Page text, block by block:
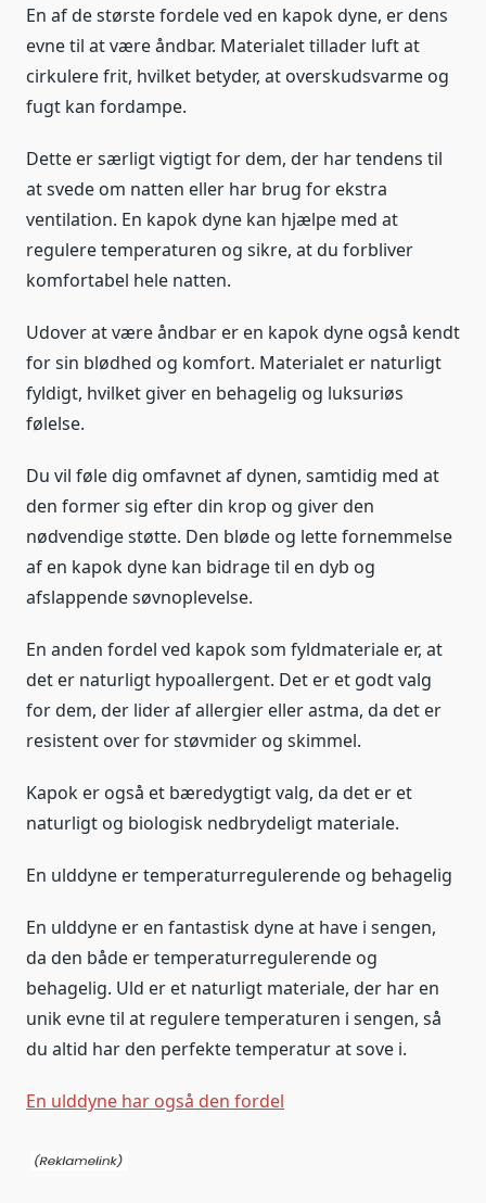
En af de største fordele ved en kapok dyne, er dens
evne til at være åndbar. Materialet tillader luft at
cirkulere frit, hvilket betyder, at overskudsvarme og
fugt kan fordampe.
Dette er særligt vigtigt for dem, der har tendens til
at svede om natten eller har brug for ekstra
ventilation. En kapok dyne kan hjælpe med at
regulere temperaturen og sikre, at du forbliver
komfortabel hele natten.
Udover at være åndbar er en kapok dyne også kendt
for sin blødhed og komfort. Materialet er naturligt
fyldigt, hvilket giver en behagelig og luksuriøs
følelse.
Du vil føle dig omfavnet af dynen, samtidig med at
den former sig efter din krop og giver den
nødvendige støtte. Den bløde og lette fornemmelse
af en kapok dyne kan bidrage til en dyb og
afslappende søvnoplevelse.
En anden fordel ved kapok som fyldmateriale er, at
det er naturligt hypoallergent. Det er et godt valg
for dem, der lider af allergier eller astma, da det er
resistent over for støvmider og skimmel.
Kapok er også et bæredygtigt valg, da det er et
naturligt og biologisk nedbrydeligt materiale.
En ulddyne er temperaturregulerende og behagelig
En ulddyne er en fantastisk dyne at have i sengen,
da den både er temperaturregulerende og
behagelig. Uld er et naturligt materiale, der har en
unik evne til at regulere temperaturen i sengen, så
du altid har den perfekte temperatur at sove i.
En ulddyne har også den fordel